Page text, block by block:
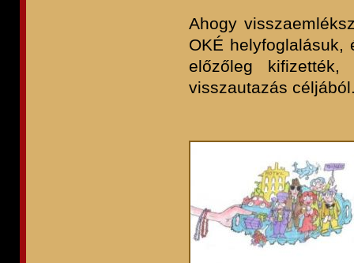
Ahogy
OKÉ
előzőleg
visszautazás